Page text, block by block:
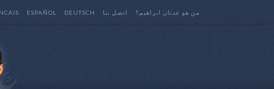
من هو عدنان ابراهيم؟ اتصل بنا DEUTSCH
ESPAÑOL